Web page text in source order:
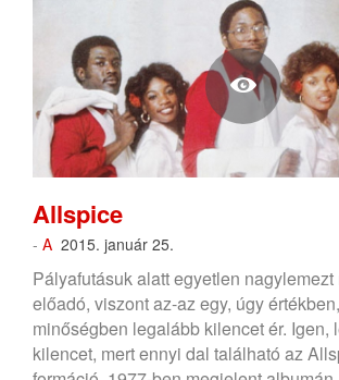
Allspice
- A 2015. január 25.
Pályafutásuk alatt egyetlen
előadó, viszont az-az egy, úgy
minőségben legalább kilencet ér. Igen,
kilencet, mert ennyi dal található az